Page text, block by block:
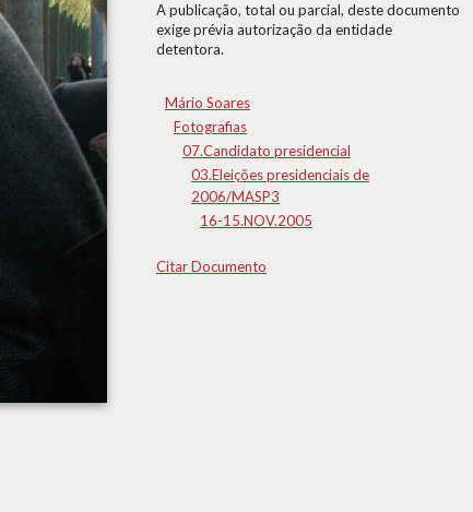
A publicação, total ou parcial, deste documento
exige prévia autorização da entidade
detentora.
Mário Soares
Fotografias
07.Candidato presidencial
03.Eleições presidenciais de
2006/MASP3
16-15.NOV.2005
Citar Documento